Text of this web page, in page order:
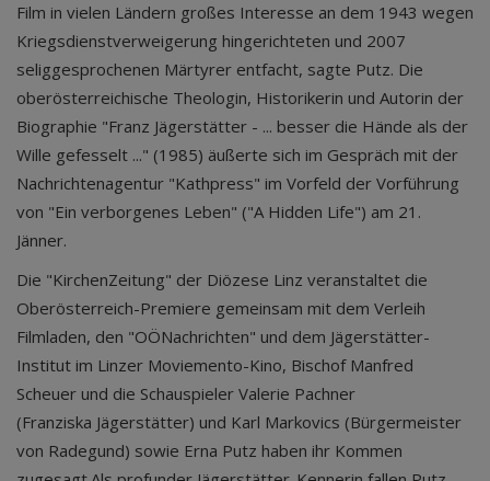
Film in vielen Ländern großes Interesse an dem 1943 wegen
Kriegsdienstverweigerung hingerichteten und 2007
seliggesprochenen Märtyrer entfacht, sagte Putz. Die
oberösterreichische Theologin, Historikerin und Autorin der
Biographie "Franz Jägerstätter - ... besser die Hände als der
Wille gefesselt ..." (1985) äußerte sich im Gespräch mit der
Nachrichtenagentur "Kathpress" im Vorfeld der Vorführung
von "Ein verborgenes Leben" ("A Hidden Life") am 21.
Jänner.
Die "KirchenZeitung" der Diözese Linz veranstaltet die
Oberösterreich-Premiere gemeinsam mit dem Verleih
Filmladen, den "OÖNachrichten" und dem Jägerstätter-
Institut im Linzer Moviemento-Kino, Bischof Manfred
Scheuer und die Schauspieler Valerie Pachner
(Franziska Jägerstätter) und Karl Markovics (Bürgermeister
von Radegund) sowie Erna Putz haben ihr Kommen